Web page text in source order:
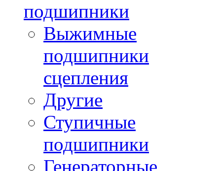
подшипники
Выжимные
подшипники
сцепления
Другие
Ступичные
подшипники
Генераторные